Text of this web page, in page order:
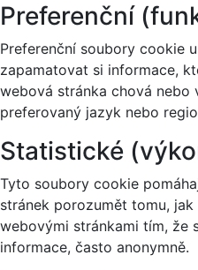
Preferenční
Preferenční soubory cookie
zapamatovat si informace,
webová stránka chová nebo
preferovaný jazyk nebo
Statistické
Tyto soubory cookie
stránek porozumět tomu,
webovými stránkami tím, že
informace, často anonymně.